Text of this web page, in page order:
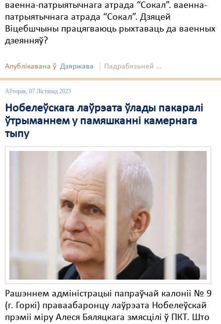
ваенна-патрыятычнага атрада “Сокал”. ваенна-
патрыятычнага атрада “Сокал”. Дзяцей
Віцебшчыны працягваюць рыхтаваць да ваенных
дзеянняў?
Апублікавана ў Дзяржава Падрабязьней ...
Аўторак, 07 Лістапад 2023
Нобелеўскага лаўрэата ўлады пакаралі
ўтрыманнем у памяшканні камернага
тыпу
Рашэннем адміністрацыі папраўчай калоніі № 9
(г. Горкі) праваабаронцу лаўрэата Нобелеўскай
прэміі міру Алеся Бяляцкага змясцілі ў ПКТ. Што
Пэнітэнцыярная сыстэма
Распальваньне варожасьці
Свабода слова
Свабода сумленьня
Суд
Сьмяротнае пакараньне
Экалёгія
Сацыяльныя правы